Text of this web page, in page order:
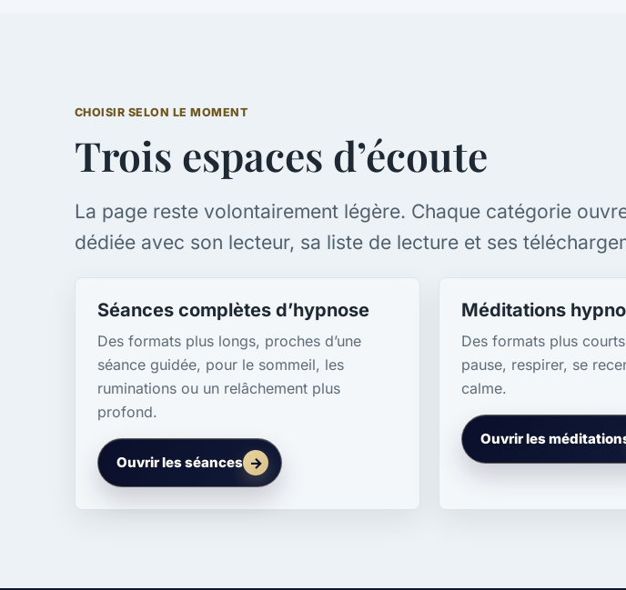
CHOISIR SELON LE MOMENT
Trois espaces d’écoute
La page reste volontairement légère. Chaque catégorie
dédiée avec son lecteur, sa liste de lecture et ses
Séances complètes d’hypnose
Des formats plus longs, proches d’une
séance guidée, pour le sommeil, les
ruminations ou un relâchement plus
profond.
Ouvrir les séances
Méditations
Des formats plus
pause, respirer, se
calme.
Ouvrir les